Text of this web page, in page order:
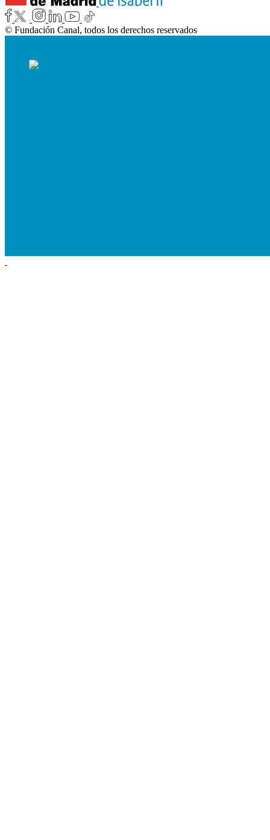
© Fundación Canal, todos los derechos reservados